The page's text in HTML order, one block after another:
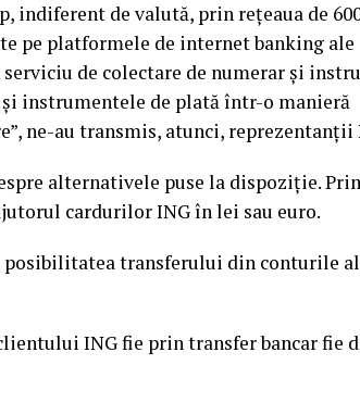
indiferent de valută, prin reţeaua de
pe platformele de internet banking ale
de colectare de numerar şi
instrumentele de plată într-o manieră
ne-au transmis, atunci, reprezentanţii
alternativele puse la dispoziţie.
cardurilor ING în lei sau euro.
posibilitatea transferului din conturile
ING fie prin transfer bancar fie